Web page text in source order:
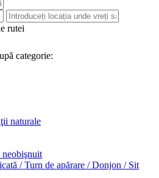
rutei
categorie:
naturale
neobişnuit
/ Turn de apărare / Donjon / Sit